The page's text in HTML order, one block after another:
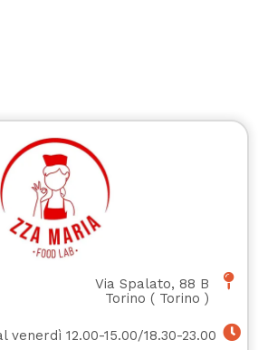
Via Spalato, 88 B
Torino ( Torino )
venerdì 12.00-15.00/18.30-23.00